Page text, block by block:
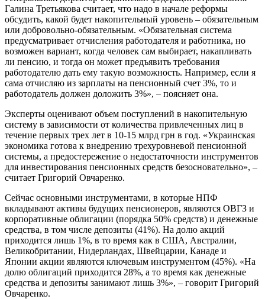
Галина Третьякова считает, что надо в начале реформы
обсудить, какой будет накопительный уровень – обязательным
или добровольно-обязательным. «Обязательная система
предусматривает отчисления работодателя и работника, но
возможен вариант, когда человек сам выбирает, накапливать
ли пенсию, и тогда он может предъявить требования
работодателю дать ему такую возможность. Например, если я
сама отчисляю из зарплаты на пенсионный счет 3%, то и
работодатель должен доложить 3%», – поясняет она.
Эксперты оценивают объем поступлений в накопительную
систему в зависимости от количества привлеченных лиц в
течение первых трех лет в 10-15 млрд грн в год. «Украинская
экономика готова к внедрению трехуровневой пенсионной
системы, а предостережение о недостаточности инструментов
для инвестирования пенсионных средств безосновательно», –
считает Григорий Овчаренко.
Сейчас основными инструментами, в которые НПФ
вкладывают активы будущих пенсионеров, являются ОВГЗ и
корпоративные облигации (порядка 50% средств) и денежные
средства, в том числе депозиты (41%). На долю акций
приходится лишь 1%, в то время как в США, Австралии,
Великобритании, Нидерландах, Швейцарии, Канаде и
Японии акции являются ключевым инструментом (45%). «На
долю облигаций приходится 28%, а то время как денежные
средства и депозиты занимают лишь 3%», – говорит Григорий
Овчаренко.